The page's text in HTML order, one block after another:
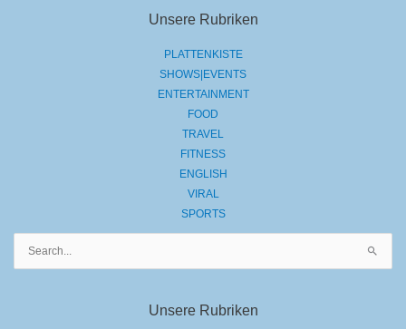
Unsere Rubriken
PLATTENKISTE
SHOWS|EVENTS
ENTERTAINMENT
FOOD
TRAVEL
FITNESS
ENGLISH
VIRAL
SPORTS
Unsere Rubriken